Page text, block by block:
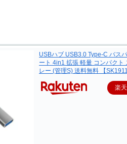
USBハブ USB3.0 Type-C バス
ート 4in1 拡張 軽量 コンパクト
レー (管理S) 送料無料 【
楽